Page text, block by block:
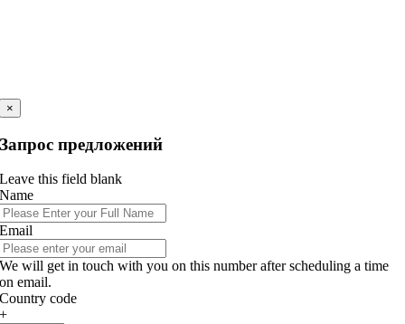
×
Запрос предложений
Leave this field blank
Name
Email
We will get in touch with you on this number after scheduling a time
on email.
Country code
+